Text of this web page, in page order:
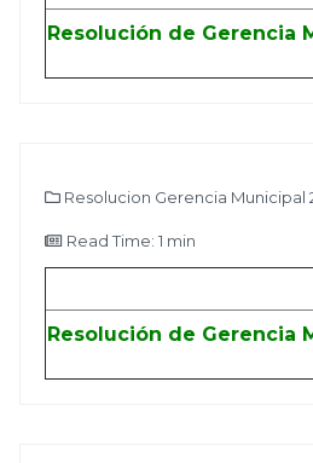
Resolución de Gerencia
Resolucion Gerencia Municipal
Read Time: 1 min
Resolución de Gerencia